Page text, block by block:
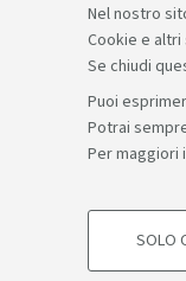
Nel nostro
Cookie e
Se chiudi
Puoi
Potrai
Per maggiori
COOKIE
SOLO
Sosteniamo
©Copyright
Privacy Note